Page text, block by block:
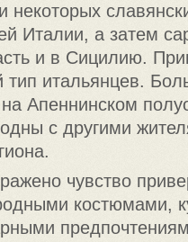
некоторых
Италии, а затем
и в Сицилию.
тип итальянцев.
Апеннинском
с другими
чувство
костюмами,